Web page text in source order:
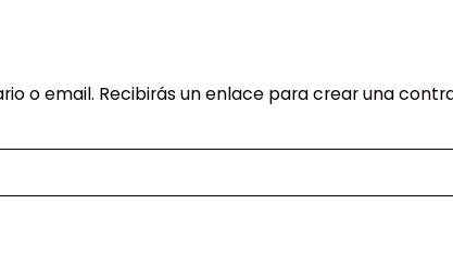
o email. Recibirás un enlace para crear una